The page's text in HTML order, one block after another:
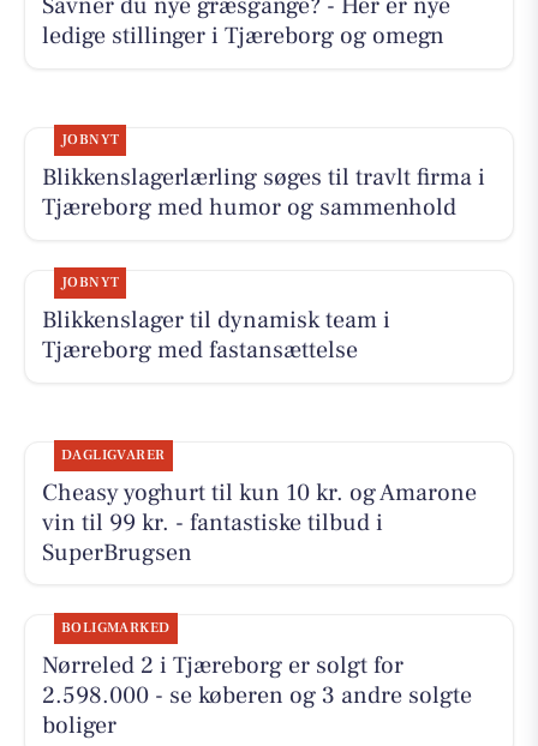
ledige stillinger i Tjæreborg og omegn
JOBNYT
Blikkenslagerlærling søges til travlt firma i
Tjæreborg med humor og sammenhold
JOBNYT
Blikkenslager til dynamisk team i
Tjæreborg med fastansættelse
DAGLIGVARER
Cheasy yoghurt til kun 10 kr. og Amarone
vin til 99 kr. - fantastiske tilbud i
SuperBrugsen
BOLIGMARKED
Nørreled 2 i Tjæreborg er solgt for
2.598.000 - se køberen og 3 andre solgte
boliger